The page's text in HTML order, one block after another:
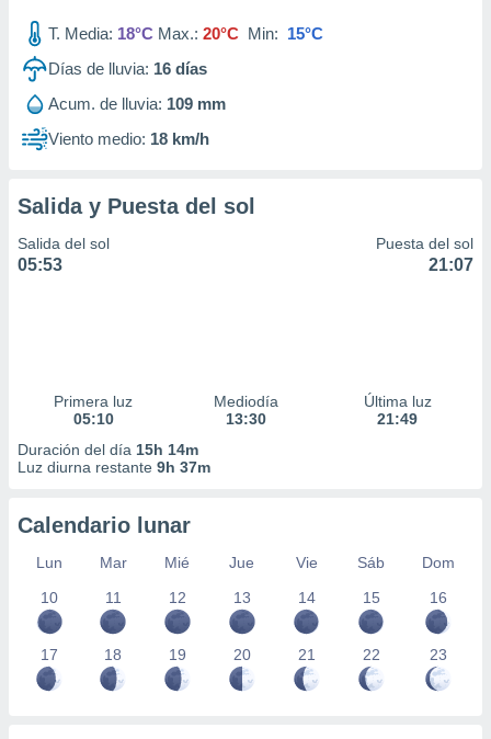
T. Media: 18°C Max.: 20°C Min: 15°C
Días de lluvia: 16 días
Acum. de lluvia: 109 mm
Viento medio: 18 km/h
Salida y Puesta del sol
Salida del sol
05:53
Puesta del sol
21:07
Primera luz
05:10
Mediodía
13:30
Última luz
21:49
Duración del día 15h 14m
Luz diurna restante 9h 37m
Calendario lunar
Lun Mar Mié Jue Vie Sáb
Dom
10
11 12 13 14 15 16
17 18 19 20 21 22 23